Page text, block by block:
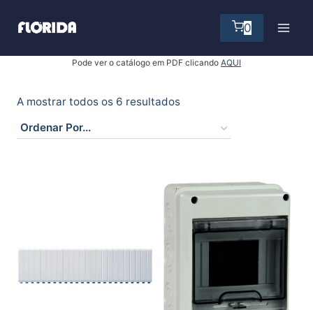
0
Pode ver o catálogo em PDF clicando AQUI
A mostrar todos os 6 resultados